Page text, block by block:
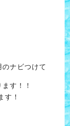
ナビつけて
す！！
す！